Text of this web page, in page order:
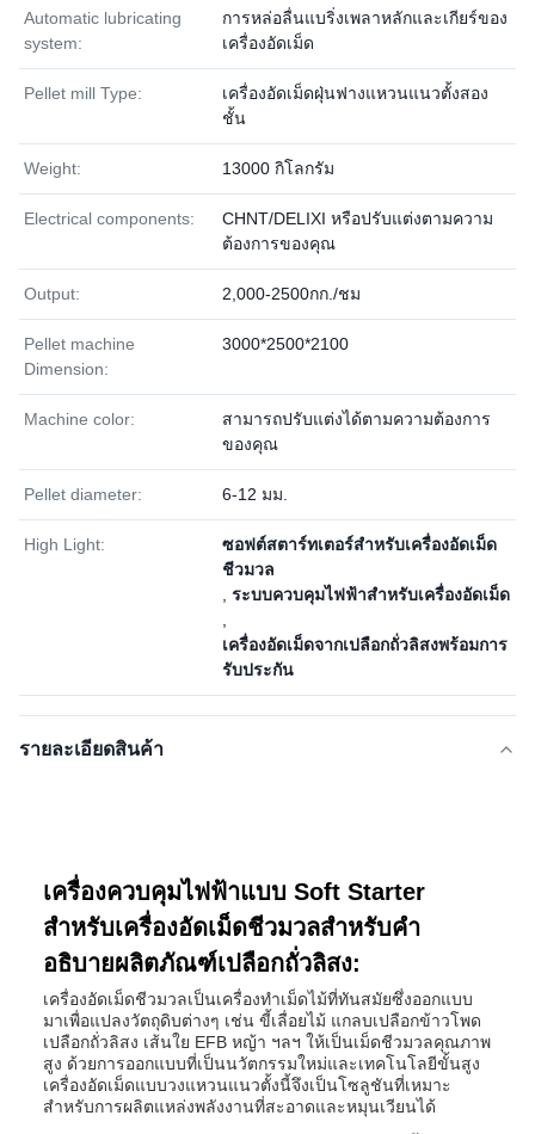
Automatic lubricating
system:
การหล่อลื่นแบริ่งเพลาหลักและเกียร์ของ
เครื่องอัดเม็ด
Pellet mill Type:
เครื่องอัดเม็ดฝุ่นฟางแหวนแนวตั้งสอง
ชั้น
Weight: 13000 กิโลกรัม
Electrical components:
CHNT/DELIXI หรือปรับแต่งตามความ
ต้องการของคุณ
Output: 2,000-2500กก./ชม
Pellet machine
Dimension:
3000*2500*2100
Machine color:
สามารถปรับแต่งได้ตามความต้องการ
ของคุณ
Pellet diameter: 6-12 มม.
High Light:
ซอฟต์สตาร์ทเตอร์สำหรับเครื่องอัดเม็ด
ชีวมวล
ระบบควบคุมไฟฟ้าสำหรับเครื่องอัดเม็ด
เครื่องอัดเม็ดจากเปลือกถั่วลิสงพร้อมการ
รับประกัน
รายละเอียดสินค้า
เครื่องควบคุมไฟฟ้าแบบ Soft Starter
สำหรับเครื่องอัดเม็ดชีวมวลสำหรับคำ
อธิบายผลิตภัณฑ์เปลือกถั่วลิสง:
เครื่องอัดเม็ดชีวมวลเป็นเครื่องทำเม็ดไม้ที่ทันสมัยซึ่งออกแบบ
มาเพื่อแปลงวัตถุดิบต่างๆ เช่น ขี้เลื่อยไม้ แกลบเปลือกข้าวโพด
เปลือกถั่วลิสง เส้นใย EFB หญ้า ฯลฯ ให้เป็นเม็ดชีวมวลคุณภาพ
สูง ด้วยการออกแบบที่เป็นนวัตกรรมใหม่และเทคโนโลยีขั้นสูง
เครื่องอัดเม็ดแบบวงแหวนแนวตั้งนี้จึงเป็นโซลูชันที่เหมาะ
สำหรับการผลิตแหล่งพลังงานที่สะอาดและหมุนเวียนได้